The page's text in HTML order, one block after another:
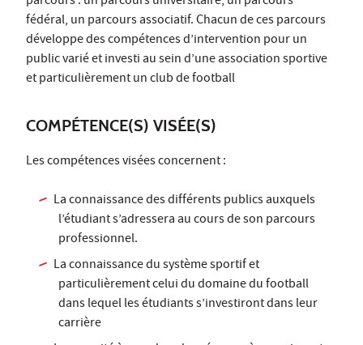
fédéral, un parcours associatif. Chacun de ces parcours
développe des compétences d’intervention pour un
public varié et investi au sein d’une association sportive
et particulièrement un club de football
COMPÉTENCE(S) VISÉE(S)
Les compétences visées concernent :
La connaissance des différents publics auxquels
l’étudiant s’adressera au cours de son parcours
professionnel.
La connaissance du système sportif et
particulièrement celui du domaine du football
dans lequel les étudiants s’investiront dans leur
carrière